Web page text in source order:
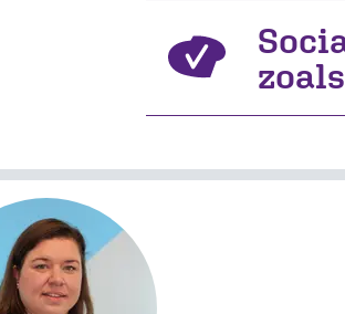
zoals